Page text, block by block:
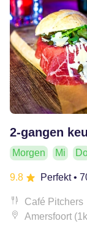
2-gangen
Morgen Mi
9.8 Perfekt•
Café Pitchers
Amersfoort